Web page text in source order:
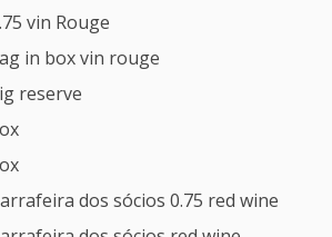
vin Rouge
in box vin rouge
reserve
dos sócios 0.75 red wine